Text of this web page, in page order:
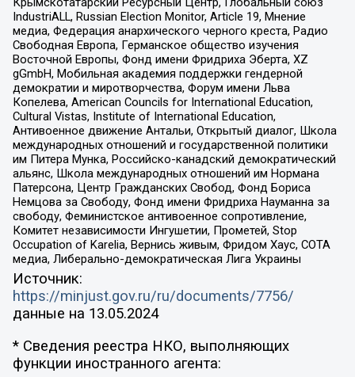
IndustriALL, Russian Election Monitor, Article 19, Мнение
медиа, Федерация анархического черного креста, Радио
Свободная Европа, Германское общество изучения
Восточной Европы, Фонд имени Фридриха Эберта, XZ
gGmbH, Мобильная академия поддержки гендерной
демократии и миротворчества, Форум имени Льва
Копелева, American Councils for International Education,
Cultural Vistas, Institute of International Education,
Антивоенное движение Антальи, Открытый диалог, Школа
международных отношений и государственной политики
им Питера Мунка, Российско-канадский демократический
альянс, Школа международных отношений им Нормана
Патерсона, Центр Гражданских Свобод, Фонд Бориса
Немцова за Свободу, Фонд имени Фридриха Науманна за
свободу, Феминистское антивоенное сопротивление,
Комитет независимости Ингушетии, Прометей, Stop
Occupation of Karelia, Вернись живым, Фридом Хаус, СОТА
медиа, Либерально-демократическая Лига Украины
Источник:
https://minjust.gov.ru/ru/documents/7756/
данные на 13.05.2024
* Сведения реестра НКО, выполняющих
функции иностранного агента: